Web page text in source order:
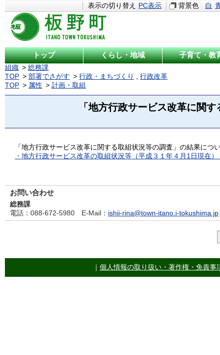
表示の切り替え PC表示 背景色 白
トップ くらし・地域 子育て・教
組織
総務課
TOP
部署でさがす 行政・まちづくり , 行政改革
TOP
属性 計画・取組
「地方行政サービス改革に関
「地方行政サービス改革に関する取組状況等の調査」の結果につ
・地方行政サービス改革の取組状況等（平成３１年４月1日現在
お問い合わせ
総務課
電話 ：088-672-5980 E-Mail ： ishii-rina@town-itano.i-tokushima.jp
個人情報の取り扱い・著作権・免責事